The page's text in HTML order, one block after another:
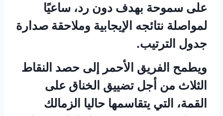
على سموحة بهدف دون رد، ساعيًا
لمواصلة نتائجه الإيجابية وملاحقة صدارة
جدول الترتيب.
ويطمح الفريق الأحمر إلى حصد النقاط
الثلاث من أجل تضييق الخناق على
القمة، التي يتقاسمها حاليا الزمالك